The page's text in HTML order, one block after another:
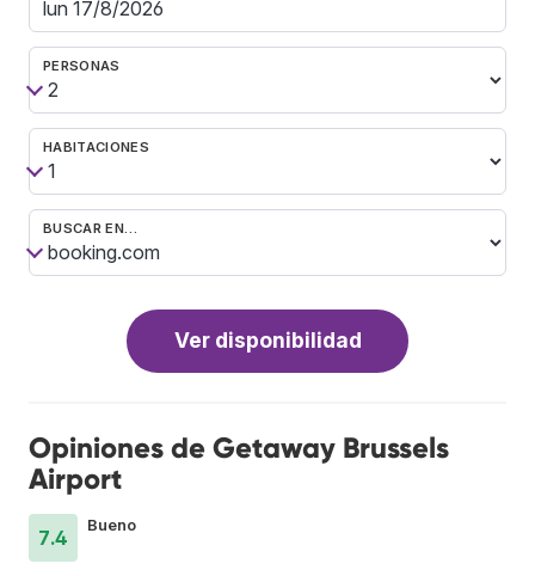
PERSONAS
HABITACIONES
BUSCAR EN…
Ver disponibilidad
Opiniones de Getaway Brussels
Airport
7.4
Bueno